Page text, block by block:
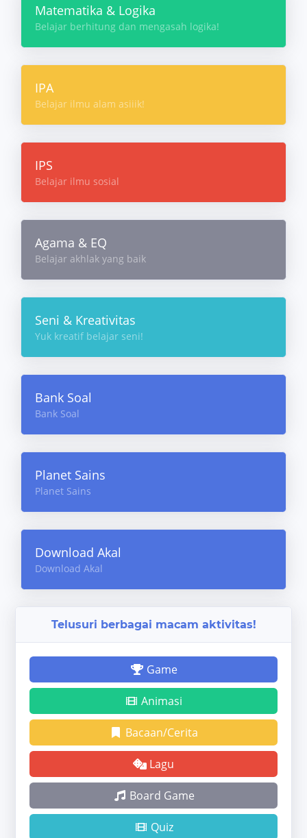
Matematika & Logika
Belajar berhitung dan mengasah logika!
IPA
Belajar ilmu alam asiiik!
IPS
Belajar ilmu sosial
Agama & EQ
Belajar akhlak yang baik
Seni & Kreativitas
Yuk kreatif belajar seni!
Bank Soal
Bank Soal
Planet Sains
Planet Sains
Download Akal
Download Akal
Telusuri berbagai macam aktivitas!
Game
Animasi
Bacaan/Cerita
Lagu
Board Game
Quiz